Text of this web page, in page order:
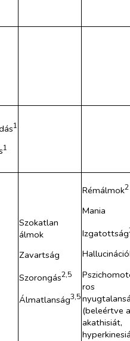
1
1
Szokatlan
álmok
Zavartság
Szorongás2,5
Álmatlanság3,5
Rémálmok2
Mania
Izgatottság
ros
(beleértve
akathisiát,